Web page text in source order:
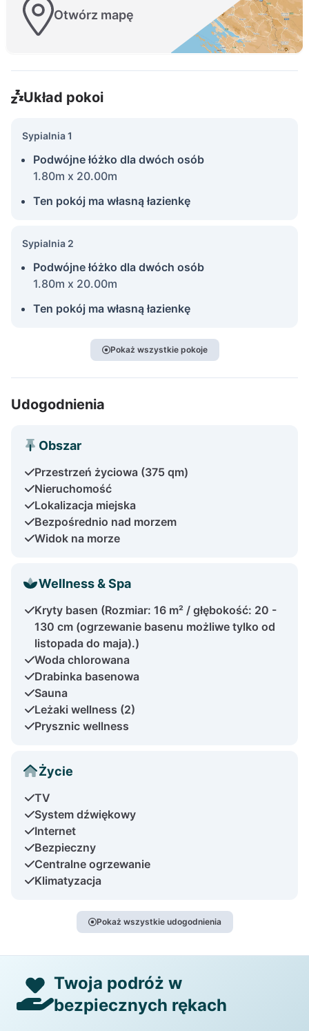
Otwórz mapę
Układ pokoi
Sypialnia 1
Podwójne łóżko dla dwóch osób
1.80m x 20.00m
Ten pokój ma własną łazienkę
Sypialnia 2
Podwójne łóżko dla dwóch osób
1.80m x 20.00m
Ten pokój ma własną łazienkę
Pokaż wszystkie pokoje
Udogodnienia
Obszar
Przestrzeń życiowa (375 qm)
Nieruchomość
Lokalizacja miejska
Bezpośrednio nad morzem
Widok na morze
Wellness & Spa
Kryty basen (Rozmiar: 16 m² / głębokość: 20 -
130 cm (ogrzewanie basenu możliwe tylko od
listopada do maja).)
Woda chlorowana
Drabinka basenowa
Sauna
Leżaki wellness (2)
Prysznic wellness
Życie
TV
System dźwiękowy
Internet
Bezpieczny
Centralne ogrzewanie
Klimatyzacja
Pokaż wszystkie udogodnienia
Twoja podróż w
bezpiecznych rękach